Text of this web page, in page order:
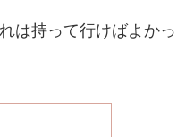
は持って行けばよかっ